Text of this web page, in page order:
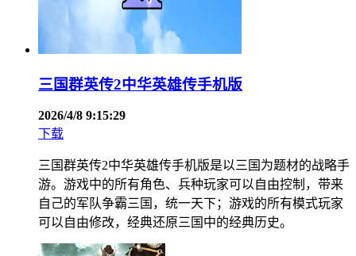
三国群英传2中华英雄传手机版
2026/4/8 9:15:29
下载
三国群英传2中华英雄传手机版是以三国为题材的战略手
游。游戏中的所有角色、兵种玩家可以自由控制，带来
自己的军队争霸三国，统一天下；游戏的所有模式玩家
可以自由修改，经典还原三国中的经典历史。